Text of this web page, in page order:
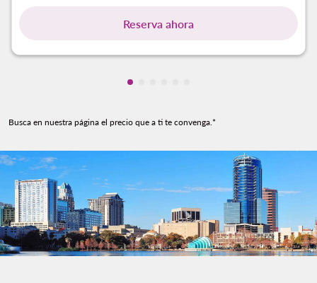
Reserva ahora
Mostrando cmp-pagination-
Busca en nuestra página el precio que a ti te convenga.*